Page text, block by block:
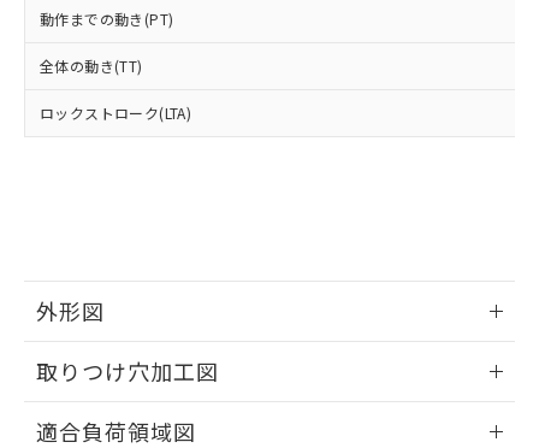
動作までの動き(PT)
全体の動き(TT)
ロックストローク(LTA)
外形図
取りつけ穴加工図
適合負荷領域図
をご了承ください。
の共同利用に関して"
指します。
EU RoHS指令（10物質）の非含有証明書
51物質の非含有証明書（当社基準）
※本証明書は発行日時点で非含有を証明す
るもので、過去に遡って非含有を証明する
ものではありません。
していることから、特段のことがない限
り、2022年1月12日より割愛しておりま